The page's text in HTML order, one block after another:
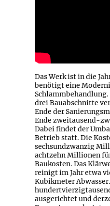
Das Werk ist in die
benötigt eine
drei Bauabschnitte
Ende der
Ende zweitausend-
Dabei findet der
Betrieb statt. Die
sechsundzwanzig
achtzehn Millionen
Baukosten. Das
reinigt im Jahr etwa
Kubikmeter
ausgerichtet und